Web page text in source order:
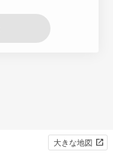
大きな地図